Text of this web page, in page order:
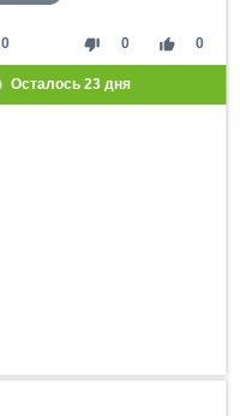
thumb_down 0 thumb_up 0
0
Осталось 23дня